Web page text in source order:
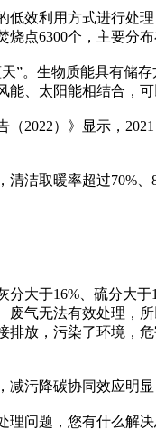
低效利用方式进行处
点6300个，主要分
”。生物质能具有储
能、太阳能相结合，
2022）》显示，
洁取暖率超过70%
大于16%、硫分大
废气无法有效处理，
排放，污染了环境，
污降碳协同效应明显
理问题，您有什么解决